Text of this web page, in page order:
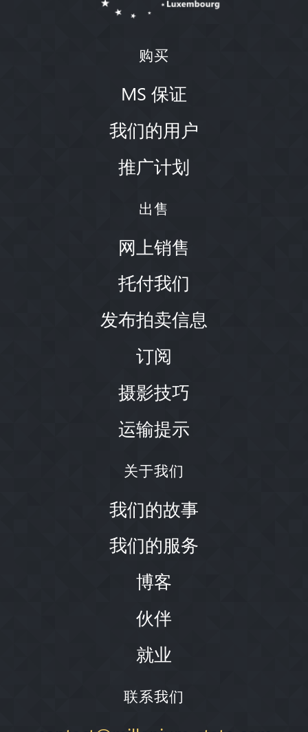
购买
MS 保证
我们的用户
推广计划
出售
网上销售
托付我们
发布拍卖信息
订阅
摄影技巧
运输提示
关于我们
我们的故事
我们的服务
博客
伙伴
就业
联系我们